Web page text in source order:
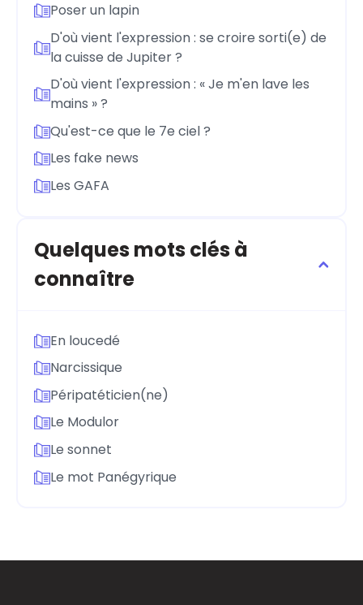
Poser un lapin
D'où vient l'expression : se croire sorti(e) de
la cuisse de Jupiter ?
D'où vient l'expression : « Je m'en lave les
mains » ?
Qu'est-ce que le 7e ciel ?
Les fake news
Les GAFA
Quelques mots clés à
connaître
En loucedé
Narcissique
Péripatéticien(ne)
Le Modulor
Le sonnet
Le mot Panégyrique